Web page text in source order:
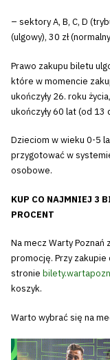
– sektory A, B, C, D
(ulgowy), 30 zł
Prawo zakupu biletu
które w momencie
ukończyły 26. roku
ukończyły 60 lat (od 13
Dzieciom w wieku 0-5
przygotować w
osobowe.
KUP CO NAJMNIEJ 3
PROCENT
Na mecz Warty Poznań
promocję. Przy
stronie
koszyk.
Warto wybrać się na